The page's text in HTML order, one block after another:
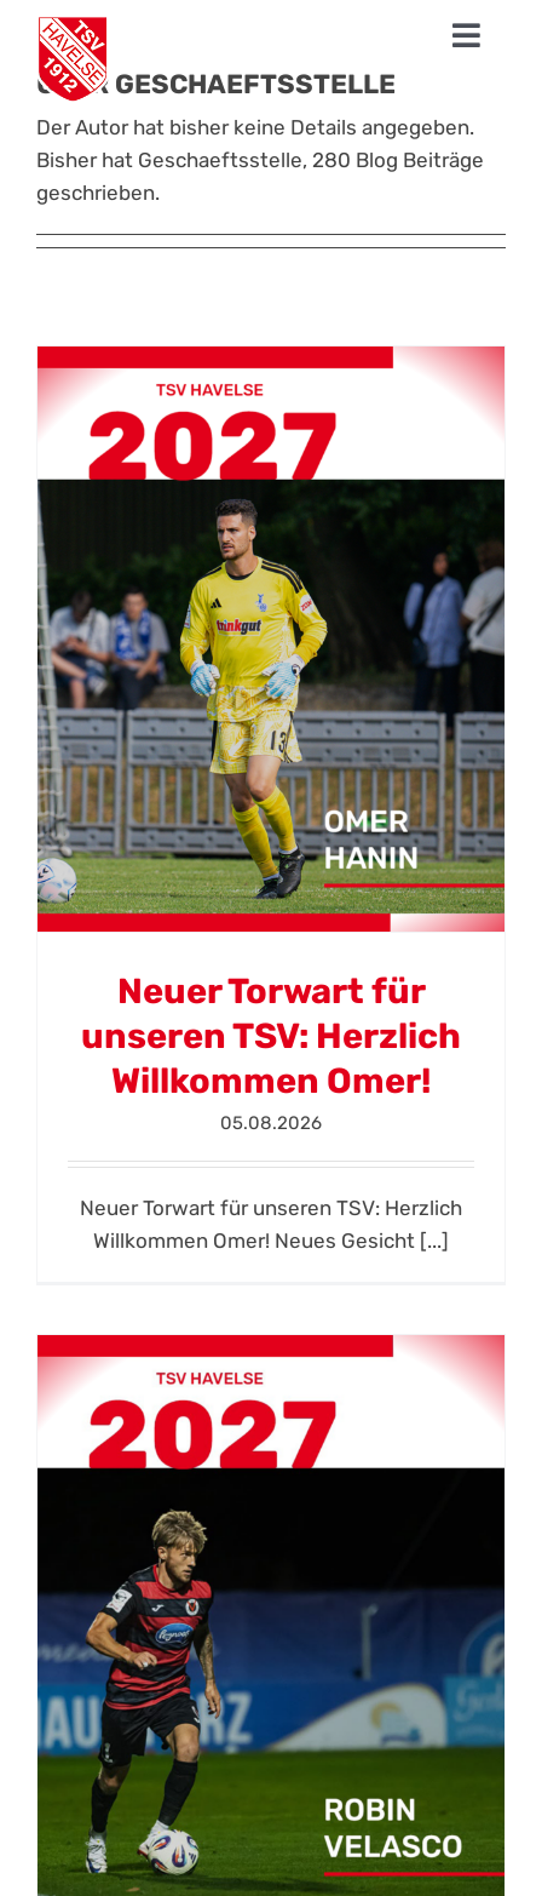
Zum
Inhalt
springen
News
1. Herren
Talentschmiede
Der TSV
Fanshop
Mission Profifußball
Kontakt
ÜBER GESCHAEFTSSTELLE
Der Autor hat bisher keine Details angegeben.
Bisher hat Geschaeftsstelle, 280 Blog Beiträge
geschrieben.
Neuer Torwart für
unseren TSV: Herzlich
Willkommen Omer!
05.08.2026
Neuer Torwart für unseren TSV: Herzlich
Willkommen Omer! Neues Gesicht [...]